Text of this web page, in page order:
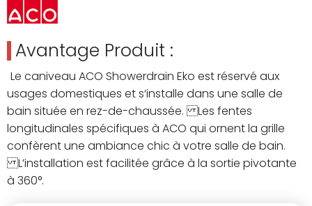
Avantage Produit :
Le caniveau ACO Showerdrain Eko est réservé aux
usages domestiques et s‘installe dans une salle de
bain située en rez-de-chaussée. Les fentes
longitudinales spécifiques à ACO qui ornent la grille
confèrent une ambiance chic à votre salle de bain.
L’installation est facilitée grâce à la sortie pivotante
à 360°.